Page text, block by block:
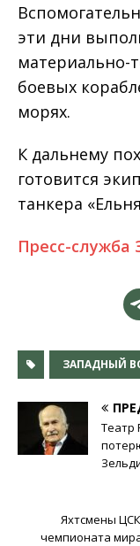
эти дни
материально-
боевых
морях.
К дальнему
готовится
танкера
Пресс-служба
ЗАПАДНЫЙ
Театр
Яхтсмены
чемпионата